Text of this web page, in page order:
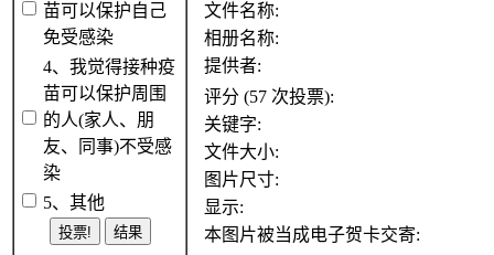
苗可以保护自己
免受感染
4、我觉得接种疫
苗可以保护周围
的人(家人、朋
友、同事)不受感
染
5、其他
文件名称:
相册名称:
提供者:
评分 (57 次投票):
关键字:
文件大小:
图片尺寸:
显示:
本图片被当成电子贺卡交寄: